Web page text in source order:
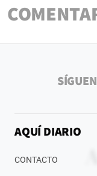
AQUÍ DIARIO
CONTACTO